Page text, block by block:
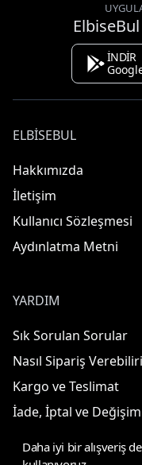
İNDİR
ELBISEBUL
Hakkımızda
İletişim
Kullanıcı Sözleşmesi
Aydınlatma Metni
YARDIM
Sık Sorulan Sorular
Nasıl Sipariş
Kargo ve Teslimat
İade, İptal ve Değişim
Daha iyi bir alışveriş